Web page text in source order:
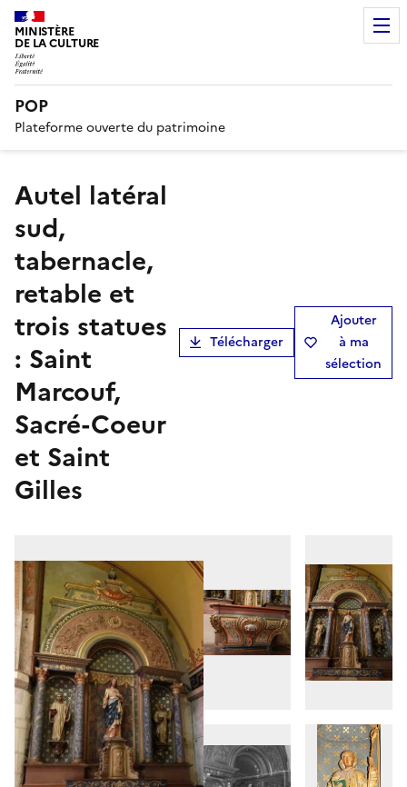
MINISTÈRE
DE LA CULTURE
POP
Plateforme ouverte du patrimoine
autel latéral
sud,
tabernacle,
retable et
trois statues
: Saint
Marcouf,
Sacré-Coeur
et Saint
Gilles
Télécharger
Ajouter
à ma
sélection